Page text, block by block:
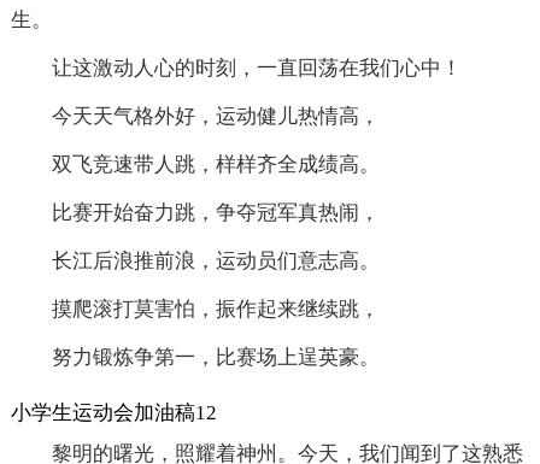
生。
让这激动人心的时刻，一直回荡在我们心中！
今天天气格外好，运动健儿热情高，
双飞竞速带人跳，样样齐全成绩高。
比赛开始奋力跳，争夺冠军真热闹，
长江后浪推前浪，运动员们意志高。
摸爬滚打莫害怕，振作起来继续跳，
努力锻炼争第一，比赛场上逞英豪。
小学生运动会加油稿12
黎明的曙光，照耀着神州。今天，我们闻到了这熟悉